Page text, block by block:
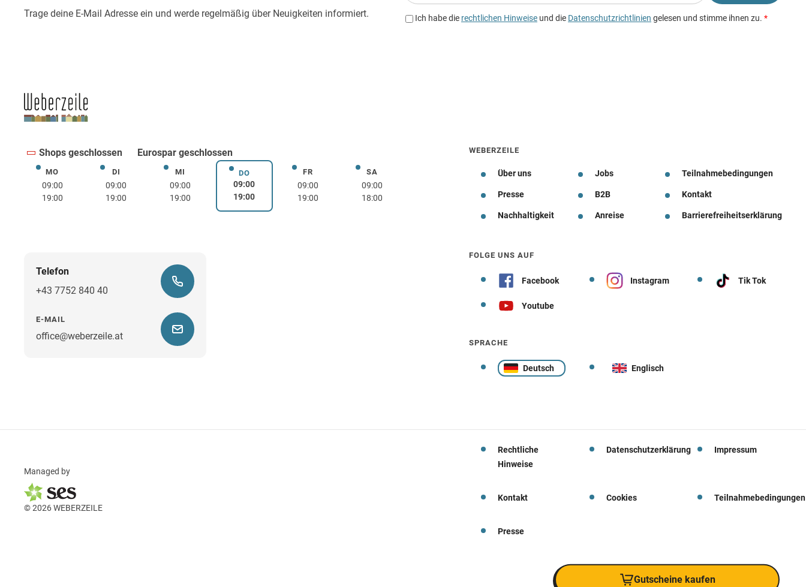
Shops geschlossen Eurospar geschlossen
MOMontag
09:00
19:00
DIDienstag
09:00
19:00
MIMittwoch
09:00
19:00
DODonnerstag
09:00
19:00
FRFreitag
09:00
19:00
SASamstag
09:00
18:00
Telefon
+43 7752 840 40
E-MAIL
office@weberzeile.at
WEBERZEILE
Über uns Jobs Teilnahmebedingungen
Presse B2B Kontakt
Nachhaltigkeit Anreise Barrierefreiheitserklärung
FOLGE UNS AUF
Facebook Instagram Tik Tok
Youtube
SPRACHE
Deutsch Englisch
Managed by
© 2026 WEBERZEILE
Rechtliche
Hinweise
Datenschutzerklärung Impressum
Kontakt Cookies Teilnahmebedingungen
Presse
Gutscheine kaufen